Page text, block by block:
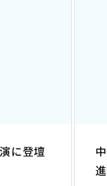
に登壇